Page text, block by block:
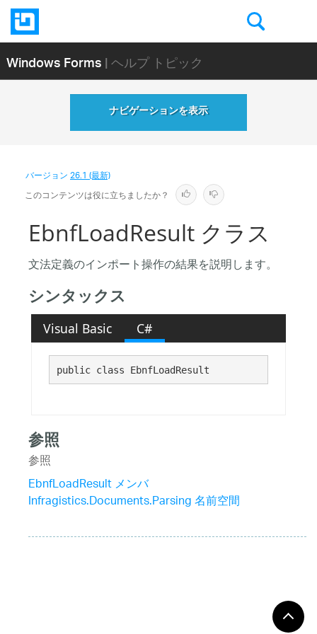
Windows Forms| ヘルプ トピック
ナビゲーションを表示
バージョン26.1 (最新)
このコンテンツは役に立ちましたか？
EbnfLoadResult クラス
文法定義のインポート操作の結果を説明します。
シンタックス
Visual Basic C#
public class EbnfLoadResult
参照
参照
EbnfLoadResult メンバ
Infragistics.Documents.Parsing 名前空間